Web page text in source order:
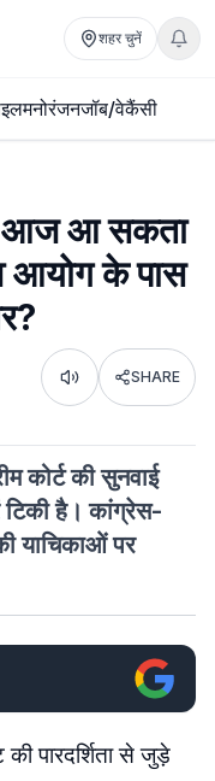
शहर चुनें
मनोरंजनजॉब/वेकैंसी
आज आ सकता
आयोग के पास
Listen SHARE
कोर्ट की सुनवाई
टिकी है। कांग्रेस-
याचिकाओं पर
पारदर्शिता से जुड़े